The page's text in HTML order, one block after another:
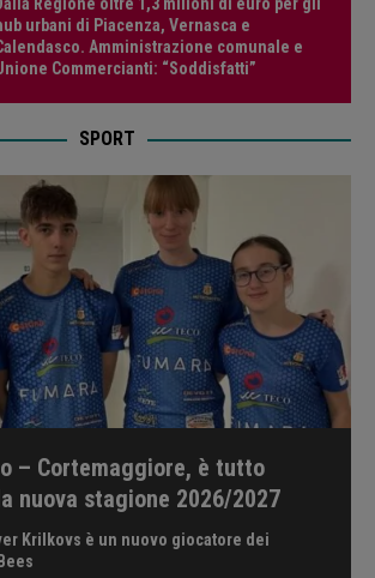
urbani di Piacenza, Vernasca e
Amministrazione comunale e
Commercianti: “Soddisfatti”
SPORT
– Cortemaggiore, è tutto
nuova stagione 2026/2027
Krilkovs è un nuovo giocatore dei